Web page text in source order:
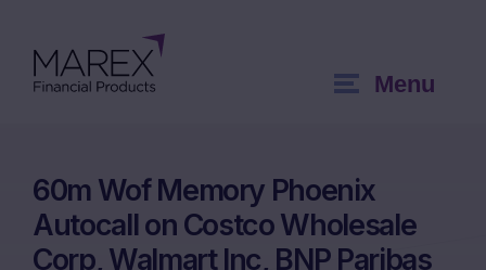
Menu
60m Wof Memory Phoenix
Autocall on Costco Wholesale
Corp, Walmart Inc, BNP Paribas